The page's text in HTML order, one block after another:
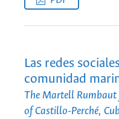
Las redes
comunidad
The Martell
of Castillo-Perché,